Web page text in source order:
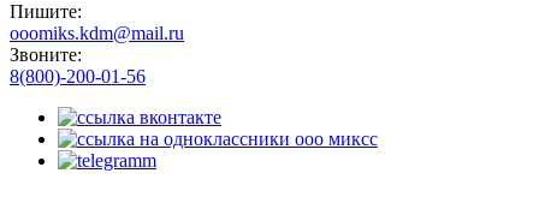
Пишите:
ooomiks.kdm@mail.ru
Звоните:
8(800)-200-01-56